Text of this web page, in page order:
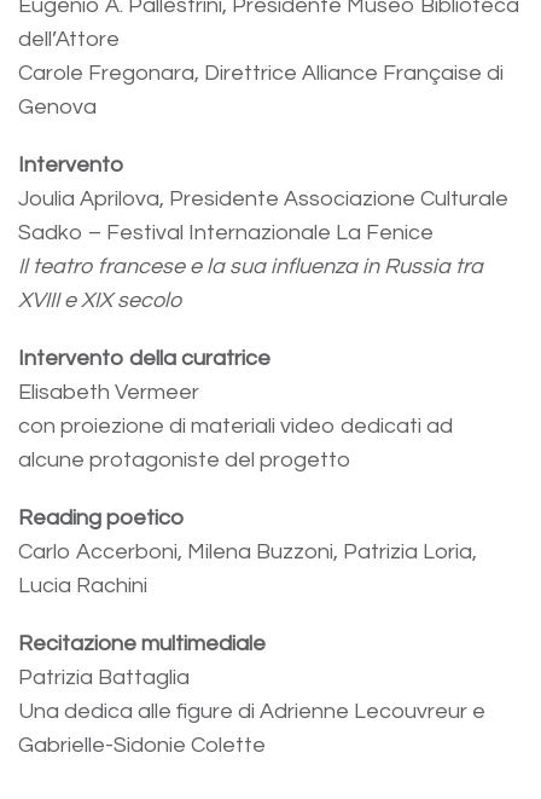
Eugenio A. Pallestrini, Presidente Museo Biblioteca
dell’Attore
Carole Fregonara, Direttrice Alliance Française di
Genova
Intervento
Joulia Aprilova, Presidente Associazione Culturale
Sadko – Festival Internazionale La Fenice
Il teatro francese e la sua influenza in Russia tra
XVIII e XIX secolo
Intervento della curatrice
Elisabeth Vermeer
con proiezione di materiali video dedicati ad
alcune protagoniste del progetto
Reading poetico
Carlo Accerboni, Milena Buzzoni, Patrizia Loria,
Lucia Rachini
Recitazione multimediale
Patrizia Battaglia
Una dedica alle figure di Adrienne Lecouvreur e
Gabrielle-Sidonie Colette